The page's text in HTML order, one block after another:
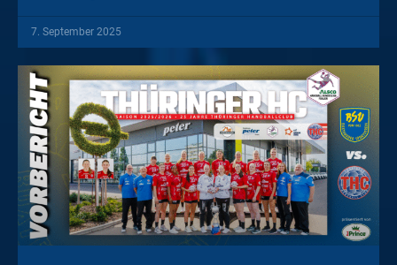
7. September 2025